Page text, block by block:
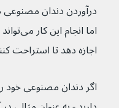
درآوردن دندان
اجازه دهد تا استراحت
اگر دندان مصنوعی خود